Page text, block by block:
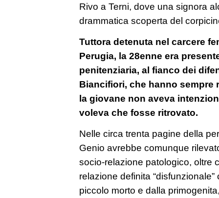
Rivo a Terni, dove una signora
drammatica scoperta del
Tuttora detenuta nel carcere
Perugia, la 28enne era
penitenziaria, al fianco dei
Biancifiori, che hanno sempre
la giovane non aveva
voleva che fosse ritrovato.
Nelle circa trenta pagine della
Genio avrebbe comunque
socio-relazione patologico, oltre
relazione definita
piccolo morto e dalla